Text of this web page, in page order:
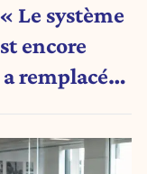
Le système
encore
remplacé